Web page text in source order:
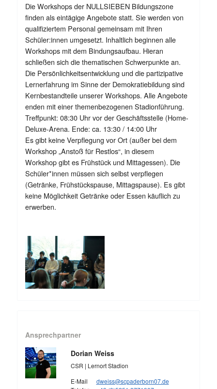
Die Workshops der NULLSIEBEN Bildungszone
finden als eintägige Angebote statt. Sie werden von
qualifiziertem Personal gemeinsam mit Ihren
Schüler:innen umgesetzt. Inhaltlich beginnen alle
Workshops mit dem Bindungsaufbau. Hieran
schließen sich die thematischen Schwerpunkte an.
Die Persönlichkeitsentwicklung und die partizipative
Lernerfahrung im Sinne der Demokratiebildung sind
Kernbestandteile unserer Workshops. Alle Angebote
enden mit einer themenbezogenen Stadionführung.
Treffpunkt: 08:30 Uhr vor der Geschäftsstelle (Home-
Deluxe-Arena. Ende: ca. 13:30 / 14:00 Uhr
Es gibt keine Verpflegung vor Ort (außer bei dem
Workshop „Anstoß für Restlos“, in diesem
Workshop gibt es Frühstück und Mittagessen). Die
Schüler*innen müssen sich selbst verpflegen
(Getränke, Frühstückspause, Mittagspause). Es gibt
keine Möglichkeit Getränke oder Essen käuflich zu
erwerben.
Ansprechpartner
Dorian Weiss
CSR | Lernort Stadion
E-Mail
dweiss@scpaderborn07.de